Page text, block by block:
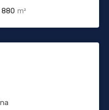
880 m²